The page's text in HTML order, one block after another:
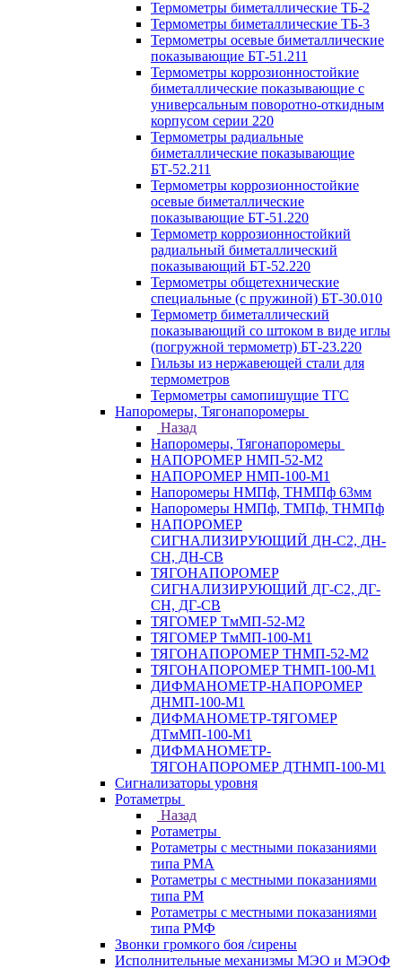
Термометры биметаллические ТБ-2
Термометры биметаллические ТБ-3
Термометры осевые биметаллические
показывающие БТ-51.211
Термометры коррозионностойкие
биметаллические показывающие с
универсальным поворотно-откидным
корпусом серии 220
Термометры радиальные
биметаллические показывающие
БТ-52.211
Термометры коррозионностойкие
осевые биметаллические
показывающие БТ-51.220
Термометр коррозионностойкий
радиальный биметаллический
показывающий БТ-52.220
Термометры общетехнические
специальные (с пружиной) БТ-30.010
Термометр биметаллический
показывающий со штоком в виде иглы
(погружной термометр) БТ-23.220
Гильзы из нержавеющей стали для
термометров
Термометры самопишущие ТГС
Напоромеры, Тягонапоромеры
Назад
Напоромеры, Тягонапоромеры
НАПОРОМЕР НМП-52-М2
НАПОРОМЕР НМП-100-М1
Напоромеры НМПф, ТНМПф 63мм
Напоромеры НМПф, ТМПф, ТНМПф
НАПОРОМЕР
СИГНАЛИЗИРУЮЩИЙ ДН-С2, ДН-
СН, ДН-СВ
ТЯГОНАПОРОМЕР
СИГНАЛИЗИРУЮЩИЙ ДГ-С2, ДГ-
СН, ДГ-СВ
ТЯГОМЕР ТмМП-52-М2
ТЯГОМЕР ТмМП-100-М1
ТЯГОНАПОРОМЕР ТНМП-52-М2
ТЯГОНАПОРОМЕР ТНМП-100-М1
ДИФМАНОМЕТР-НАПОРОМЕР
ДНМП-100-М1
ДИФМАНОМЕТР-ТЯГОМЕР
ДТмМП-100-М1
ДИФМАНОМЕТР-
ТЯГОНАПОРОМЕР ДТНМП-100-М1
Сигнализаторы уровня
Ротаметры
Назад
Ротаметры
Ротаметры с местными показаниями
типа РМА
Ротаметры с местными показаниями
типа РМ
Ротаметры с местными показаниями
типа РМФ
Звонки громкого боя /сирены
Исполнительные механизмы МЭО и МЭОФ